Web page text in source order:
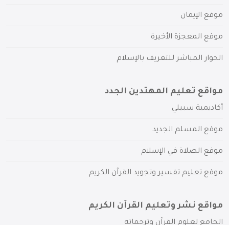
موقع الإيمان
موقع المعجزة الأخيرة
الحوار المباشر للتعريف بالإسلام
مواقع تعليم المهتدين الجدد
أكاديمية سبيلي
موقع المسلم الجديد
موقع الصلاة في الإسلام
موقع تعليم تفسير وتجويد القرآن الكريم
مواقع نشر وتعليم القرآن الكريم
الجامع لعلوم القرآن وترجماته